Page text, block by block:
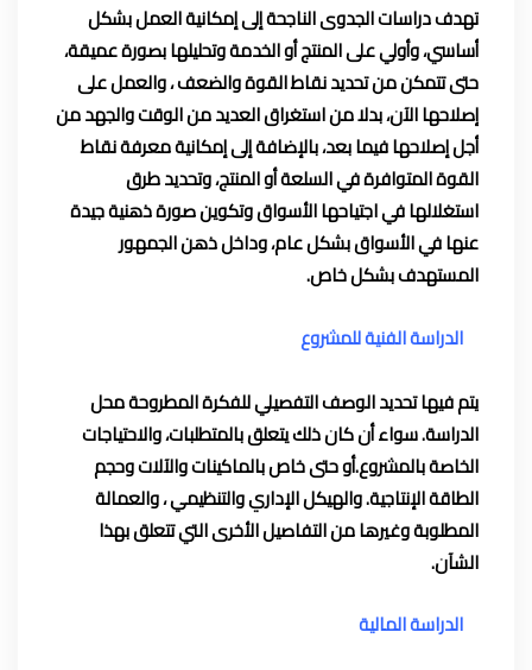
تهدف دراسات الجدوى الناجحة إلى إمكانية العمل بشكل
أساسي، وأولي على المنتج أو الخدمة وتحليلها بصورة عميقة،
حتى تتمكن من تحديد نقاط القوة والضعف ، والعمل على
إصلاحها الآن، بدلا من استغراق العديد من الوقت والجهد من
أجل إصلاحها فيما بعد، بالإضافة إلى إمكانية معرفة نقاط
القوة المتوافرة في السلعة أو المنتج، وتحديد طرق
استغلالها في اجتياحها الأسواق وتكوين صورة ذهنية جيدة
عنها في الأسواق بشكل عام، وداخل ذهن الجمهور
المستهدف بشكل خاص.
الدراسة الفنية للمشروع
يتم فيها تحديد الوصف التفصيلي للفكرة المطروحة محل
الدراسة. سواء أن كان ذلك يتعلق بالمتطلبات، والاحتياجات
الخاصة بالمشروع.أو حتى خاص بالماكينات والآلات وحجم
الطاقة الإنتاجية. والهيكل الإداري والتنظيمي ، والعمالة
المطلوبة وغيرها من التفاصيل الأخرى التي تتعلق بهذا
الشآن.
الدراسة المالية